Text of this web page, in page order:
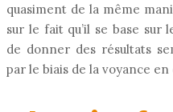
quasiment de la même
sur le fait qu’il se base sur
de donner des résultats
par le biais de la voyance en